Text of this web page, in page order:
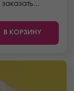
имбирь,
стоимость
от
В КОРЗИНУ